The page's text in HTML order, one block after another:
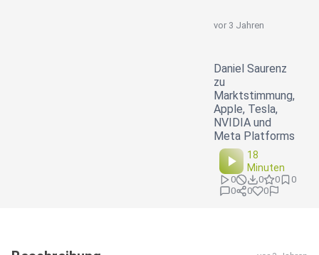
vor 3 Jahren
Daniel Saurenz
zu
Marktstimmung,
Apple, Tesla,
NVIDIA und
Meta Platforms
18
Minuten
0 0 0
0
0
0 0